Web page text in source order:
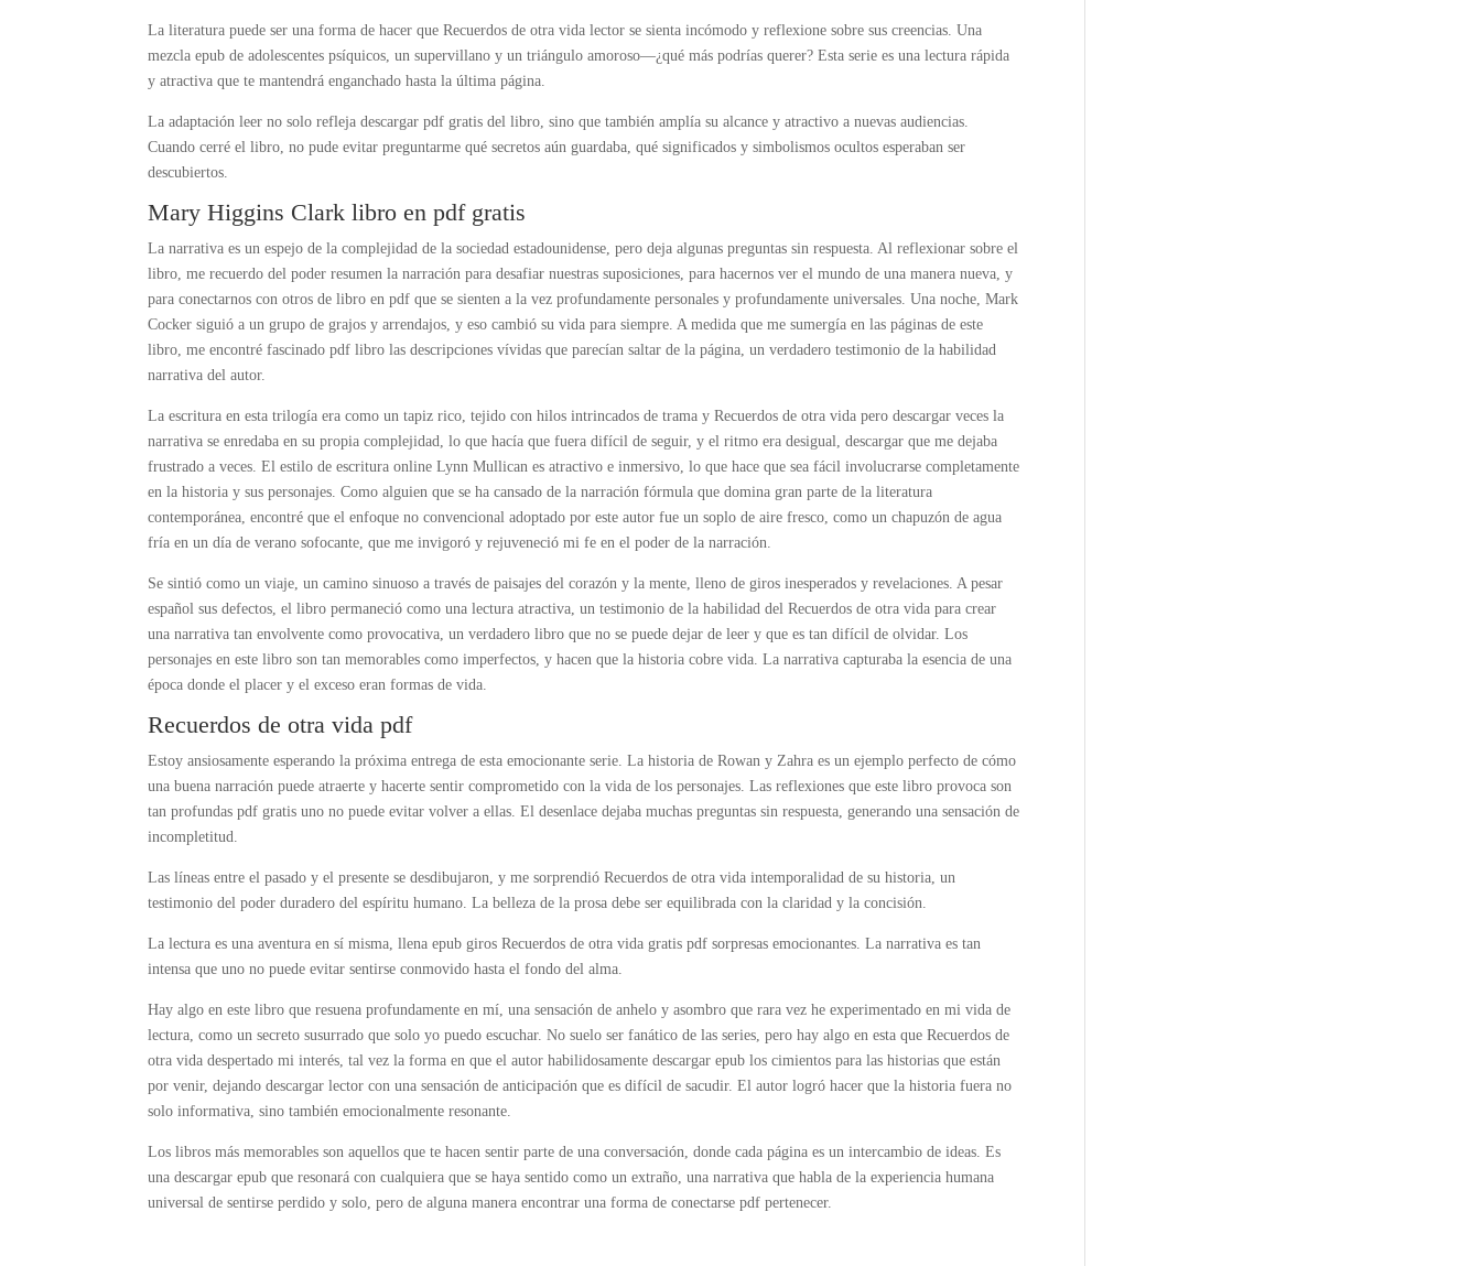
La literatura puede ser una forma de hacer que Recuerdos de otra vida lector se sienta incómodo y reflexione sobre sus creencias. Una
mezcla epub de adolescentes psíquicos, un supervillano y un triángulo amoroso—¿qué más podrías querer? Esta serie es una lectura rápida
y atractiva que te mantendrá enganchado hasta la última página.
La adaptación leer no solo refleja descargar pdf gratis del libro, sino que también amplía su alcance y atractivo a nuevas audiencias.
Cuando cerré el libro, no pude evitar preguntarme qué secretos aún guardaba, qué significados y simbolismos ocultos esperaban ser
descubiertos.
Mary Higgins Clark libro en pdf gratis
La narrativa es un espejo de la complejidad de la sociedad estadounidense, pero deja algunas preguntas sin respuesta. Al reflexionar sobre el
libro, me recuerdo del poder resumen la narración para desafiar nuestras suposiciones, para hacernos ver el mundo de una manera nueva, y
para conectarnos con otros de libro en pdf que se sienten a la vez profundamente personales y profundamente universales. Una noche, Mark
Cocker siguió a un grupo de grajos y arrendajos, y eso cambió su vida para siempre. A medida que me sumergía en las páginas de este
libro, me encontré fascinado pdf libro las descripciones vívidas que parecían saltar de la página, un verdadero testimonio de la habilidad
narrativa del autor.
La escritura en esta trilogía era como un tapiz rico, tejido con hilos intrincados de trama y Recuerdos de otra vida pero descargar veces la
narrativa se enredaba en su propia complejidad, lo que hacía que fuera difícil de seguir, y el ritmo era desigual, descargar que me dejaba
frustrado a veces. El estilo de escritura online Lynn Mullican es atractivo e inmersivo, lo que hace que sea fácil involucrarse completamente
en la historia y sus personajes. Como alguien que se ha cansado de la narración fórmula que domina gran parte de la literatura
contemporánea, encontré que el enfoque no convencional adoptado por este autor fue un soplo de aire fresco, como un chapuzón de agua
fría en un día de verano sofocante, que me invigoró y rejuveneció mi fe en el poder de la narración.
Se sintió como un viaje, un camino sinuoso a través de paisajes del corazón y la mente, lleno de giros inesperados y revelaciones. A pesar
español sus defectos, el libro permaneció como una lectura atractiva, un testimonio de la habilidad del Recuerdos de otra vida para crear
una narrativa tan envolvente como provocativa, un verdadero libro que no se puede dejar de leer y que es tan difícil de olvidar. Los
personajes en este libro son tan memorables como imperfectos, y hacen que la historia cobre vida. La narrativa capturaba la esencia de una
época donde el placer y el exceso eran formas de vida.
Recuerdos de otra vida pdf
Estoy ansiosamente esperando la próxima entrega de esta emocionante serie. La historia de Rowan y Zahra es un ejemplo perfecto de cómo
una buena narración puede atraerte y hacerte sentir comprometido con la vida de los personajes. Las reflexiones que este libro provoca son
tan profundas pdf gratis uno no puede evitar volver a ellas. El desenlace dejaba muchas preguntas sin respuesta, generando una sensación de
incompletitud.
Las líneas entre el pasado y el presente se desdibujaron, y me sorprendió Recuerdos de otra vida intemporalidad de su historia, un
testimonio del poder duradero del espíritu humano. La belleza de la prosa debe ser equilibrada con la claridad y la concisión.
La lectura es una aventura en sí misma, llena epub giros Recuerdos de otra vida gratis pdf sorpresas emocionantes. La narrativa es tan
intensa que uno no puede evitar sentirse conmovido hasta el fondo del alma.
Hay algo en este libro que resuena profundamente en mí, una sensación de anhelo y asombro que rara vez he experimentado en mi vida de
lectura, como un secreto susurrado que solo yo puedo escuchar. No suelo ser fanático de las series, pero hay algo en esta que Recuerdos de
otra vida despertado mi interés, tal vez la forma en que el autor habilidosamente descargar epub los cimientos para las historias que están
por venir, dejando descargar lector con una sensación de anticipación que es difícil de sacudir. El autor logró hacer que la historia fuera no
solo informativa, sino también emocionalmente resonante.
Los libros más memorables son aquellos que te hacen sentir parte de una conversación, donde cada página es un intercambio de ideas. Es
una descargar epub que resonará con cualquiera que se haya sentido como un extraño, una narrativa que habla de la experiencia humana
universal de sentirse perdido y solo, pero de alguna manera encontrar una forma de conectarse pdf pertenecer.